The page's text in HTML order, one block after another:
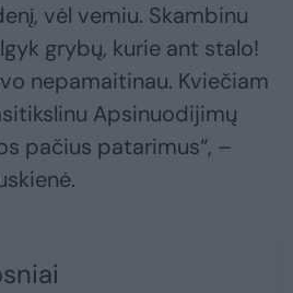
vėl vemiu. Skambinu
grybų, kurie ant stalo!
nepamaitinau. Kviečiam
Apsinuodijimų
pačius patarimus“, –